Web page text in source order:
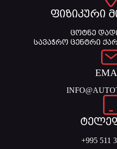
ფიზიკური
ცოტნე
სავაჭრო ცენტრი
+995 511